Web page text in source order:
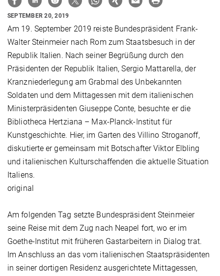
SEPTEMBER 20, 2019
Am 19. September 2019 reiste Bundespräsident Frank-
Walter Steinmeier nach Rom zum Staatsbesuch in der
Republik Italien. Nach seiner Begrüßung durch den
Präsidenten der Republik Italien, Sergio Mattarella, der
Kranzniederlegung am Grabmal des Unbekannten
Soldaten und dem Mittagessen mit dem italienischen
Ministerpräsidenten Giuseppe Conte, besuchte er die
Bibliotheca Hertziana – Max-Planck-Institut für
Kunstgeschichte. Hier, im Garten des Villino Stroganoff,
diskutierte er gemeinsam mit Botschafter Viktor Elbling
und italienischen Kulturschaffenden die aktuelle Situation
Italiens.
original
Am folgenden Tag setzte Bundespräsident Steinmeier
seine Reise mit dem Zug nach Neapel fort, wo er im
Goethe-Institut mit früheren Gastarbeitern in Dialog trat.
Im Anschluss an das vom italienischen Staatspräsidenten
in seiner dortigen Residenz ausgerichtete Mittagessen,